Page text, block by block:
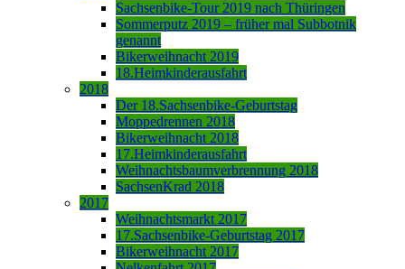
Sachsenbike-Tour 2019 nach Thüringen
Sommerputz 2019 – früher mal Subbotnik
genannt
Bikerweihnacht 2019
18.Heimkinderausfahrt
2018
Der 18.Sachsenbike-Geburtstag
Moppedrennen 2018
Bikerweihnacht 2018
17.Heimkinderausfahrt
Weihnachtsbaumverbrennung 2018
SachsenKrad 2018
2017
Weihnachtsmarkt 2017
17.Sachsenbike-Geburtstag 2017
Bikerweihnacht 2017